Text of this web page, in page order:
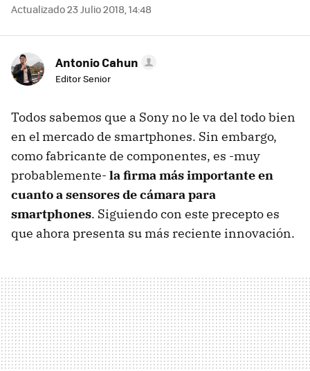
Actualizado 23 Julio 2018, 14:48
Antonio Cahun
Editor Senior
Todos sabemos que a Sony no le va del todo bien
en el mercado de smartphones. Sin embargo,
como fabricante de componentes, es -muy
probablemente- la firma más importante en
cuanto a sensores de cámara para
smartphones. Siguiendo con este precepto es
que ahora presenta su más reciente innovación.